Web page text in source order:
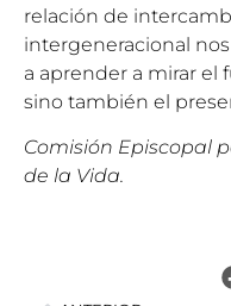
relación de
intergeneracional
a aprender a mirar el
sino también el
Comisión Episcopal
de la Vida.